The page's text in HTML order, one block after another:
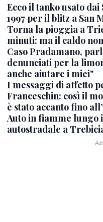
Ecco il tanko usato
1997 per il blitz a San
Torna la pioggia a
minuti: ma il caldo
Caso Pradamano,
denunciati per la
anche aiutare i miei"
I messaggi di affetto
Franceschin: così il
è stato accanto fino
Auto in fiamme lungo
autostradale a